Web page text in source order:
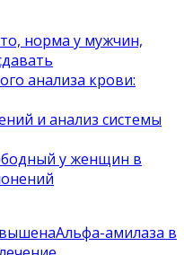
норма у мужчин,
анализа крови:
и анализ системы
у женщин в
Альфа-амилаза в